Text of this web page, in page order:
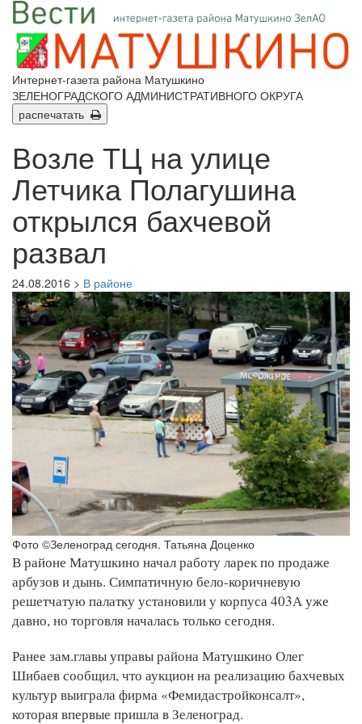
Интернет-газета района Матушкино
ЗЕЛЕНОГРАДСКОГО АДМИНИСТРАТИВНОГО ОКРУГА
распечатать
Возле ТЦ на улице
Летчика Полагушина
открылся бахчевой
развал
24.08.2016 > В районе
Фото ©Зеленоград сегодня. Татьяна Доценко
В районе Матушкино начал работу ларек по продаже
арбузов и дынь. Симпатичную бело-коричневую
решетчатую палатку установили у корпуса 403А уже
давно, но торговля началась только сегодня.
Ранее зам.главы управы района Матушкино Олег
Шибаев сообщил, что аукцион на реализацию бахчевых
культур выиграла фирма «Фемидастройконсалт»,
которая впервые пришла в Зеленоград.